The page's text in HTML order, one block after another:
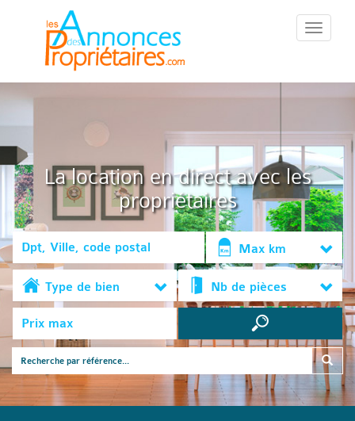
::Menu::
La location en direct avec les
propriétaires
Max km
Type de bien Nb de pièces